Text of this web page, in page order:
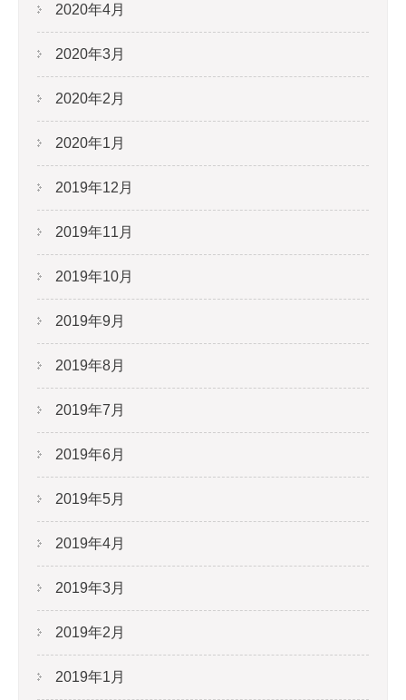
2020年4月
2020年3月
2020年2月
2020年1月
2019年12月
2019年11月
2019年10月
2019年9月
2019年8月
2019年7月
2019年6月
2019年5月
2019年4月
2019年3月
2019年2月
2019年1月